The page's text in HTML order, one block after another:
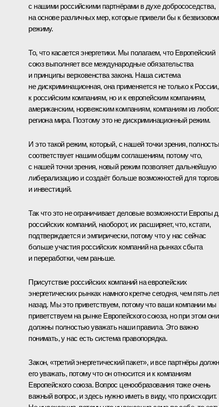
с нашими российскими партнёрами в духе добрососедства,
на основе различных мер, которые привели бы к
режиму.
То, что касается энергетики. Мы полагаем, что Европейский
союз выполняет все международные обязательства
и принципы верховенства закона. Наша система
не дискриминационная, она применяется не только к России,
к российским компаниям, но и к европейским компаниям,
американским, норвежским компаниям, компаниям из
региона мира. Поэтому это не дискриминационный режим.
И это такой режим, который, с нашей точки зрения,
соответствует нашим общим соглашениям, потому что,
с нашей точки зрения, новый режим позволяет дальнейшую
либерализацию и создаёт больше возможностей для
и инвестиций.
Так что это не ограничивает деловые возможности Европы
российских компаний, наоборот, их расширяет, что, кстати,
подтверждается и эмпирически, потому что у нас сейчас
больше участия российских компаний на рынках сбыта
и переработки, чем раньше.
Присутствие российских компаний на европейских
энергетических рынках намного крепче сегодня, чем пять
назад. Мы это приветствуем, потому что ваши компании мы
приветствуем на рынке Европейского союза, но при этом они
должны полностью уважать наши правила. Это важно
понимать, у нас есть система правопорядка.
Закон, «третий энергетический пакет», и все партнёры
его уважать, потому что он относится и к компаниям
Европейского союза. Вопрос ценообразования тоже очень
важный вопрос, и здесь нужно иметь в виду, что происходит.